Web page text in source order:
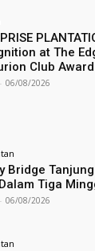
at The
Club
- 06/08/2026
Bridge
Tiga
- 06/08/2026